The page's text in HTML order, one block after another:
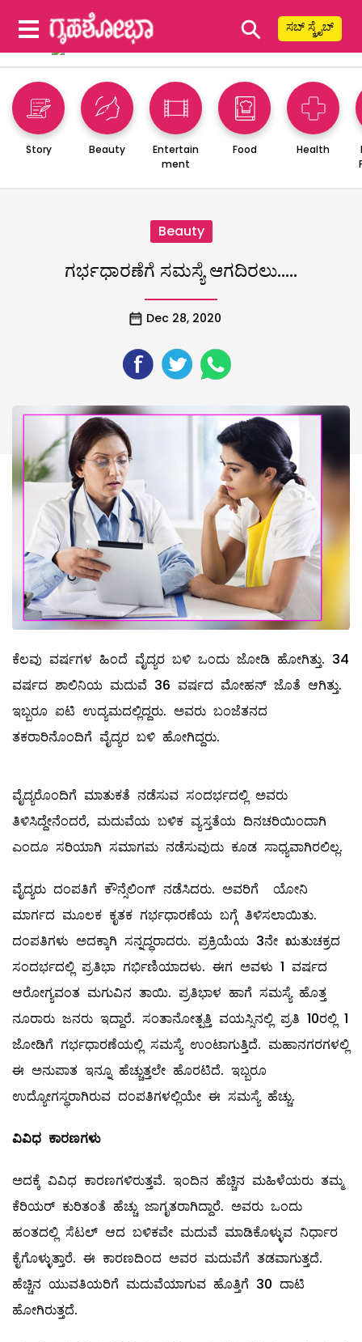
⚲ ಸಬ್ ಸ್ಕ್ರೈಬ್
Story Beauty
Entertain
ment
Food Health
Beauty
ಗರ್ಭಧಾರಣೆಗೆ ಸಮಸ್ಯೆ ಆಗದಿರಲು…..
Dec 28, 2020
ಕೆಲವು ವರ್ಷಗಳ ಹಿಂದೆ ವೈದ್ಯರ ಬಳಿ ಒಂದು ಜೋಡಿ ಹೋಗಿತ್ತು. 34
ವರ್ಷದ ಶಾಲಿನಿಯ ಮದುವೆ 36 ವರ್ಷದ ಮೋಹನ್‌ ಜೊತೆ ಆಗಿತ್ತು.
ಇಬ್ಬರೂ ಐಟಿ ಉದ್ಯಮದಲ್ಲಿದ್ದರು. ಅವರು ಬಂಜೆತನದ
ತಕರಾರಿನೊಂದಿಗೆ ವೈದ್ಯರ ಬಳಿ ಹೋಗಿದ್ದರು.
ವೈದ್ಯರೊಂದಿಗೆ ಮಾತುಕತೆ ನಡೆಸುವ ಸಂದರ್ಭದಲ್ಲಿ ಅವರು
ತಿಳಿಸಿದ್ದೇನೆಂದರೆ, ಮದುವೆಯ ಬಳಿಕ ವ್ಯಸ್ತತೆಯ ದಿನಚರಿಯಿಂದಾಗಿ
ಎಂದೂ ಸರಿಯಾಗಿ ಸಮಾಗಮ ನಡೆಸುವುದು ಕೂಡ ಸಾಧ್ಯವಾಗಿರಲಿಲ್ಲ.
ವೈದ್ಯರು ದಂಪತಿಗೆ ಕೌನ್ಸೆಲಿಂಗ್‌ ನಡೆಸಿದರು. ಅವರಿಗೆ ಯೋನಿ
ಮಾರ್ಗದ ಮೂಲಕ ಕೃತಕ ಗರ್ಭಧಾರಣೆಯ ಬಗ್ಗೆ ತಿಳಿಸಲಾಯಿತು.
ದಂಪತಿಗಳು ಅದಕ್ಕಾಗಿ ಸನ್ನದ್ಧರಾದರು. ಪ್ರಕ್ರಿಯೆಯ 3ನೇ ಋತುಚಕ್ರದ
ಸಂದರ್ಭದಲ್ಲಿ ಪ್ರತಿಭಾ ಗರ್ಭಿಣಿಯಾದಳು. ಈಗ ಅವಳು 1 ವರ್ಷದ
ಆರೋಗ್ಯವಂತ ಮಗುವಿನ ತಾಯಿ. ಪ್ರತಿಭಾಳ ಹಾಗೆ ಸಮಸ್ಯೆ ಹೊತ್ತ
ನೂರಾರು ಜನರು ಇದ್ದಾರೆ. ಸಂತಾನೋತ್ಪತ್ತಿ ವಯಸ್ಸಿನಲ್ಲಿ ಪ್ರತಿ 10ರಲ್ಲಿ 1
ಜೋಡಿಗೆ ಗರ್ಭಧಾರಣೆಯಲ್ಲಿ ಸಮಸ್ಯೆ ಉಂಟಾಗುತ್ತಿದೆ. ಮಹಾನಗರಗಳಲ್ಲಿ
ಈ ಅನುಪಾತ ಇನ್ನೂ ಹೆಚ್ಚುತ್ತಲೇ ಹೊರಟಿದೆ. ಇಬ್ಬರೂ
ಉದ್ಯೋಗಸ್ಥರಾಗಿರುವ ದಂಪತಿಗಳಲ್ಲಿಯೇ ಈ ಸಮಸ್ಯೆ ಹೆಚ್ಚು.
ವಿವಿಧ ಕಾರಣಗಳು
ಅದಕ್ಕೆ ವಿವಿಧ ಕಾರಣಗಳಿರುತ್ತವೆ. ಇಂದಿನ ಹೆಚ್ಚಿನ ಮಹಿಳೆಯರು ತಮ್ಮ
ಕೆರಿಯರ್‌ ಕುರಿತಂತೆ ಹೆಚ್ಚು ಜಾಗೃತರಾಗಿದ್ದಾರೆ. ಅವರು ಒಂದು
ಹಂತದಲ್ಲಿ ಸೆಟಲ್ ಆದ ಬಳಿಕವೇ ಮದುವೆ ಮಾಡಿಕೊಳ್ಳುವ ನಿರ್ಧಾರ
ಕೈಗೊಳ್ಳುತ್ತಾರೆ. ಈ ಕಾರಣದಿಂದ ಅವರ ಮದುವೆಗೆ ತಡವಾಗುತ್ತದೆ.
ಹೆಚ್ಚಿನ ಯುವತಿಯರಿಗೆ ಮದುವೆಯಾಗುವ ಹೊತ್ತಿಗೆ 30 ದಾಟಿ
ಹೋಗಿರುತ್ತದೆ.